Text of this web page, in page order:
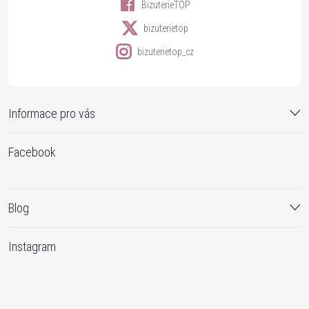
Informace pro vás
BizuterieTOP
bizuterietop
bizuterietop_cz
Facebook
Blog
Instagram